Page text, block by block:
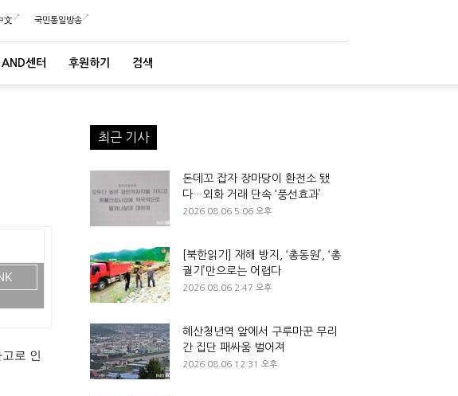
文 국민통일방송
AND센터 후원하기 검색
로 인
최근 기사
돈데꼬 잡자 장마당이 환전소 됐
다…외화 거래 단속 ‘풍선효과’
2026.08.06 5:06 오후
[북한읽기] 재해 방지, ‘총동원’, ‘총
궐기’만으로는 어렵다
2026.08.06 2:47 오후
혜산청년역 앞에서 구루마꾼 무리
간 집단 패싸움 벌어져
2026.08.06 12:31 오후